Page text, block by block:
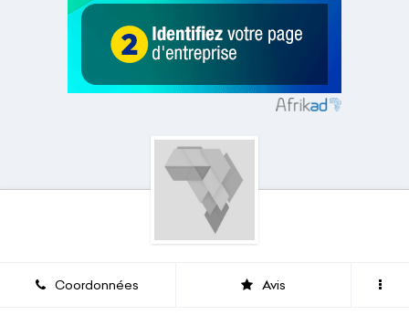
Coordonnées Avis